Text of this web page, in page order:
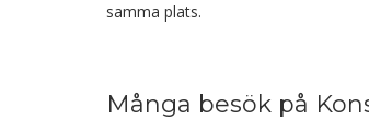
samma plats.
Många besök på